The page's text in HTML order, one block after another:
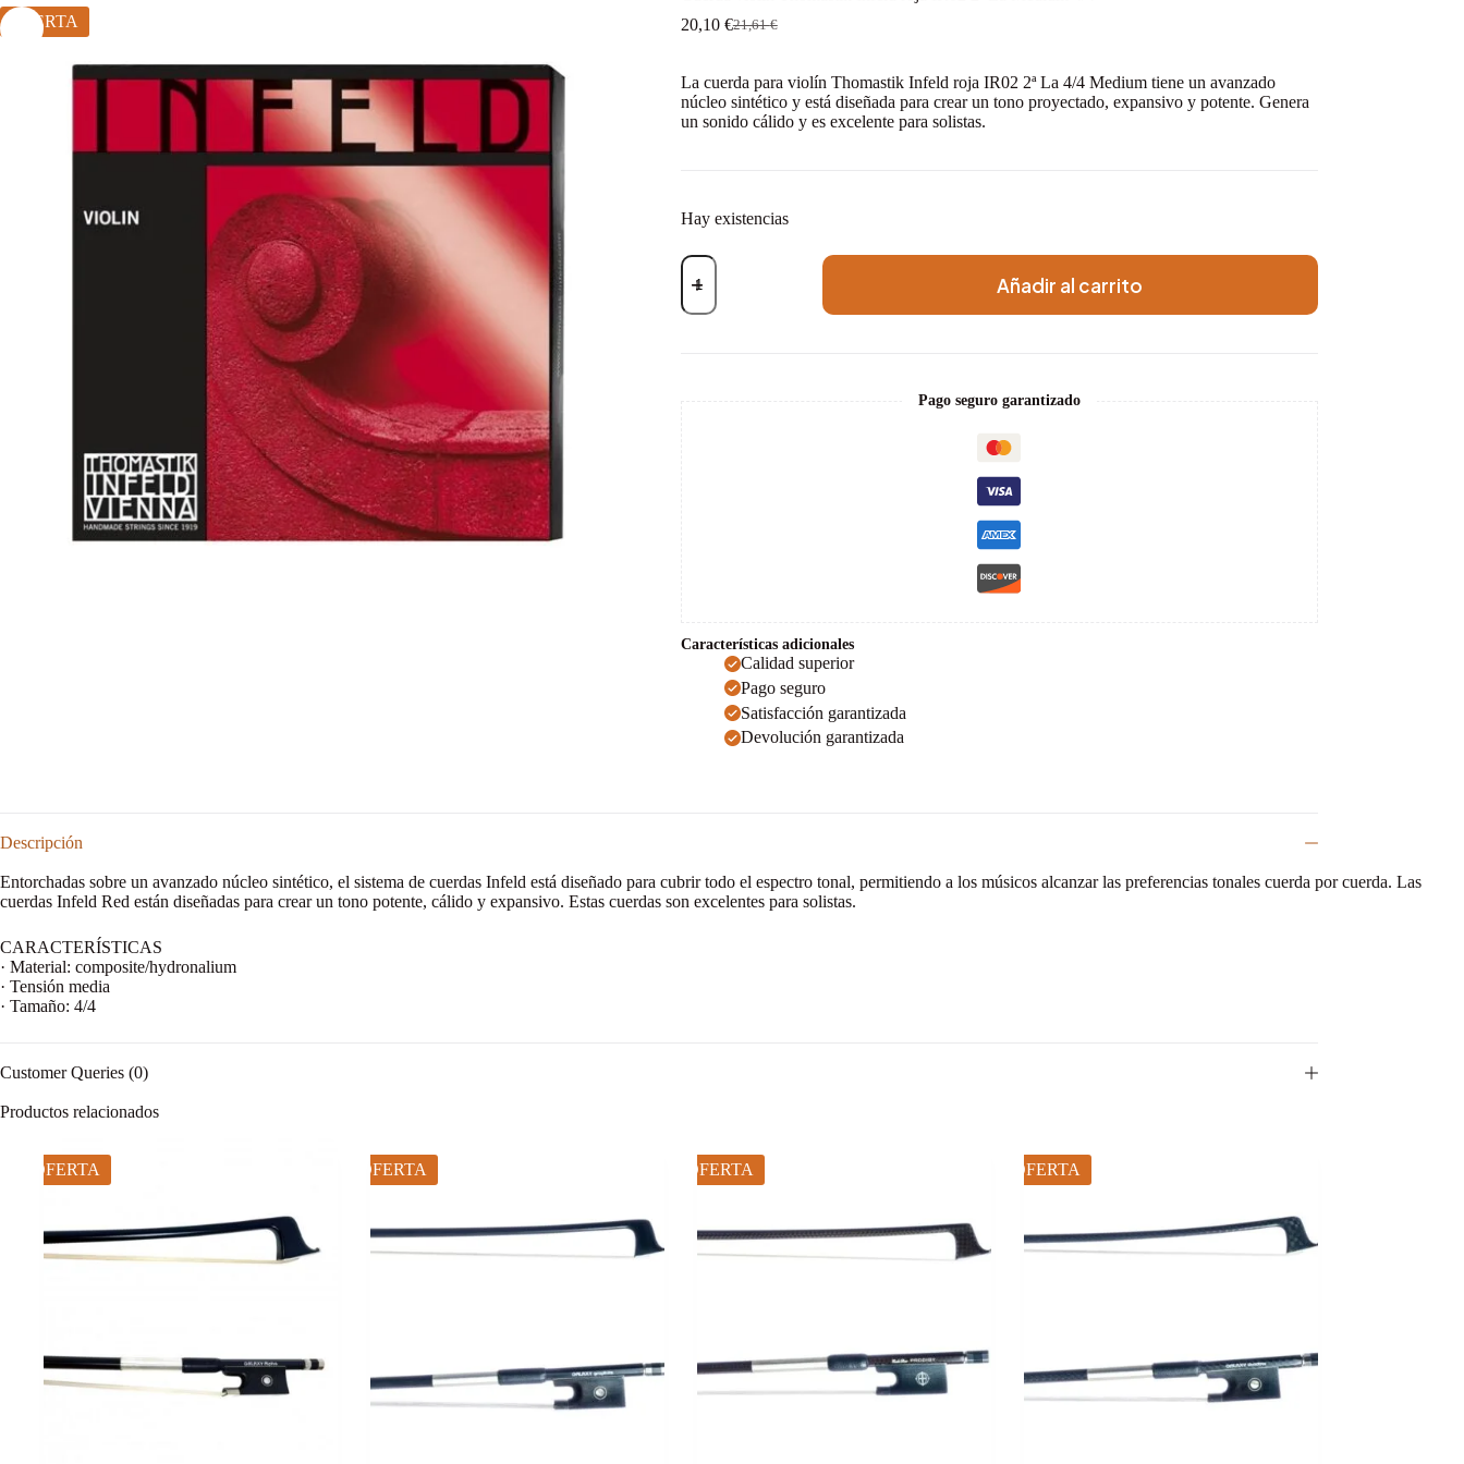
OFERTA 21,61€
El
original
era:
21,61 €.
20,10 €El
actual
es:
20,10 €.
La cuerda para violín Thomastik Infeld roja IR02 2ª La 4/4 Medium tiene un avanzado
núcleo sintético y está diseñada para crear un tono proyectado, expansivo y potente. Genera
un sonido cálido y es excelente para solistas.
Hay existencias
Cuerda
violín
Infeld
Añadir al carrito
Pago seguro garantizado
Características adicionales
Calidad superior
Pago seguro
Satisfacción garantizada
Devolución garantizada
Descripción
Entorchadas sobre un avanzado núcleo sintético, el sistema de cuerdas Infeld está diseñado para cubrir todo el espectro tonal, permitiendo a los músicos alcanzar las preferencias tonales cuerda por cuerda. Las
cuerdas Infeld Red están diseñadas para crear un tono potente, cálido y expansivo. Estas cuerdas son excelentes para solistas.
CARACTERÍSTICAS
· Material: composite/hydronalium
· Tensión media
· Tamaño: 4/4
Customer Queries (0)
Productos relacionados
OFERTA OFERTA OFERTA OFERTA